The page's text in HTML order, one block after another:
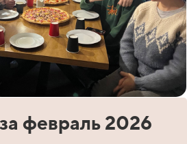
февраль 2026